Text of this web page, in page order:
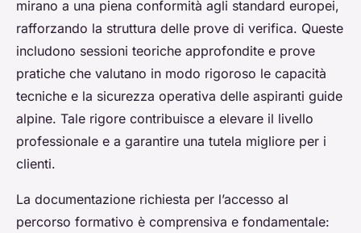
mirano a una piena conformità agli standard europei,
rafforzando la struttura delle prove di verifica. Queste
includono sessioni teoriche approfondite e prove
pratiche che valutano in modo rigoroso le capacità
tecniche e la sicurezza operativa delle aspiranti guide
alpine. Tale rigore contribuisce a elevare il livello
professionale e a garantire una tutela migliore per i
clienti.
La documentazione richiesta per l’accesso al
percorso formativo è comprensiva e fondamentale: